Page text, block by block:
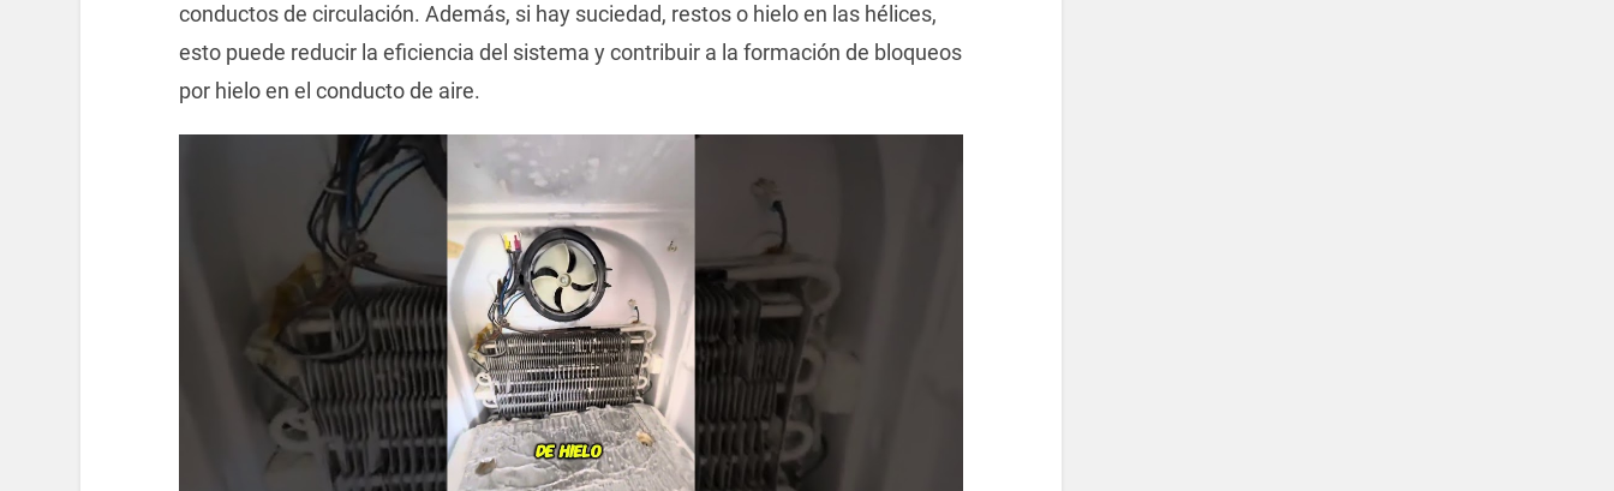
conductos de circulación. Además, si hay suciedad, restos o hielo en las hélices,
esto puede reducir la eficiencia del sistema y contribuir a la formación de bloqueos
por hielo en el conducto de aire.